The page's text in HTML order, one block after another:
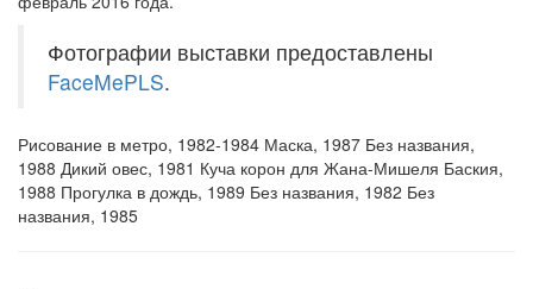
Фотографии выставки предоставлены
FaceMePLS.
Рисование в метро, 1982-1984 Маска, 1987 Без названия,
1988 Дикий овес, 1981 Куча корон для Жана-Мишеля Баския,
1988 Прогулка в дождь, 1989 Без названия, 1982 Без
названия, 1985